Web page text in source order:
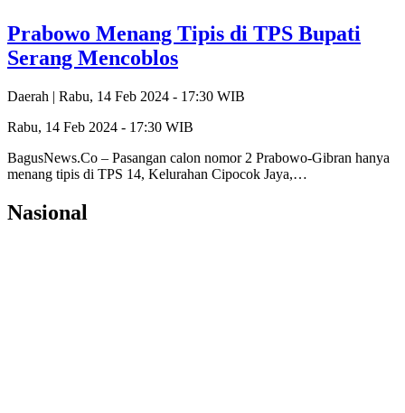
Prabowo Menang Tipis di TPS Bupati
Serang Mencoblos
Daerah | Rabu, 14 Feb 2024 - 17:30 WIB
Rabu, 14 Feb 2024 - 17:30 WIB
BagusNews.Co – Pasangan calon nomor 2 Prabowo-Gibran hanya
menang tipis di TPS 14, Kelurahan Cipocok Jaya,…
Nasional